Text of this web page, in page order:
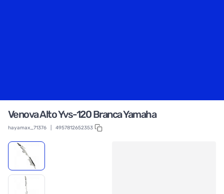
Venova Alto Yvs-120 Branca Yamaha
hayamax_71376 4957812652353